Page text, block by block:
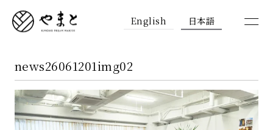
English 日本語
news26061201img02